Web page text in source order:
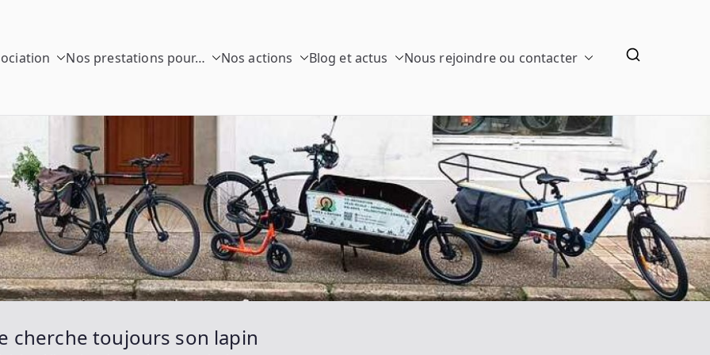
Nos prestations pour… Nos actions Blog et actus Nous rejoindre ou contacter
cherche toujours son lapin